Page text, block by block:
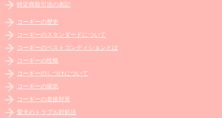
特定商取引法の表記
コーギーの歴史
コーギーのスタンダードについて
コーギーのベストコンディションとは
コーギーの性格
コーギーのしつけについて
コーギーの病気
コーギーの老後対策
愛犬のトラブル対処法